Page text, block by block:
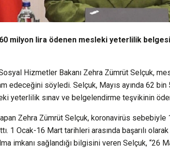
milyon lira ödenen mesleki yeterlilik
Hizmetler Bakanı Zehra Zümrüt Selçuk,
edeceğini söyledi. Selçuk, Mayıs ayında 62
yeterlilik sınav ve belgelendirme teşvikinin
Zehra Zümrüt Selçuk, koronavirüs
1 Ocak-16 Mart tarihleri arasında başarılı
imkanı sağlandığı bilgisini veren Selçuk, “26